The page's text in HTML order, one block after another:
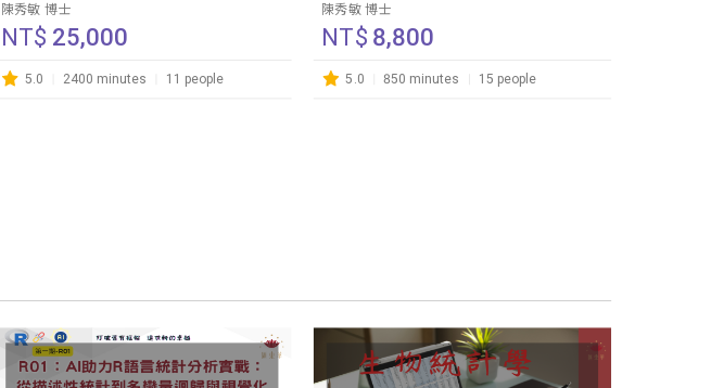
陳秀敏 博士
NT$ 25,000
5.0 2400 minutes 11 people
陳秀敏 博士
NT$ 8,800
5.0 850 minutes 15 people